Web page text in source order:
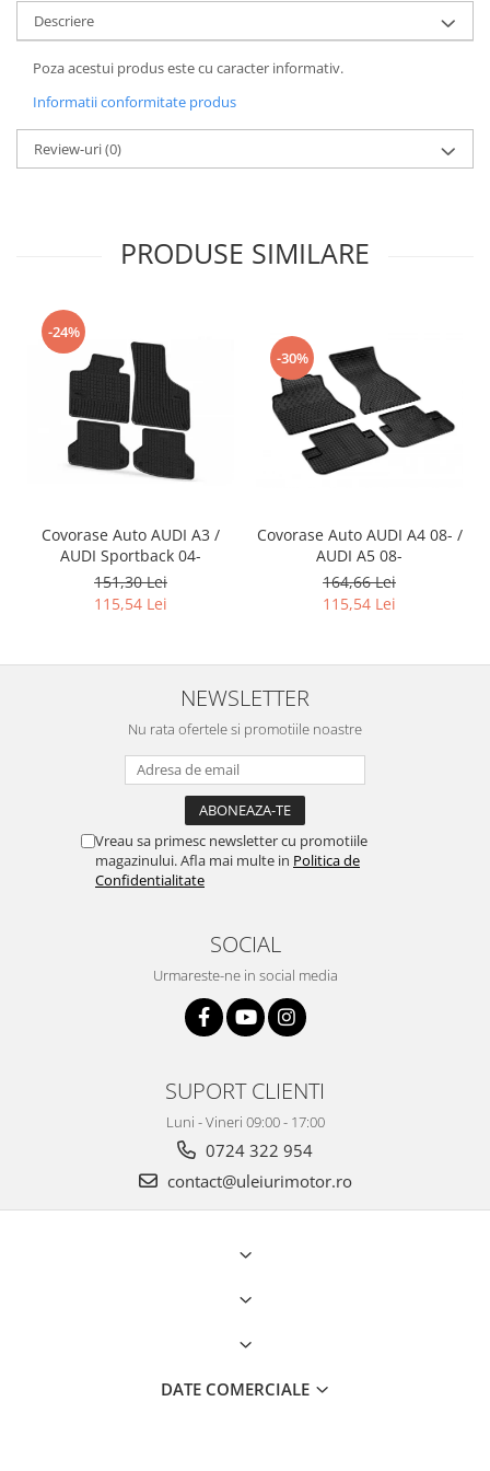
Accesorii Auto
Covorase Auto
Produse Iarnă
Huse Parbriz
Lanțuri Auto
Detailing Auto
Descriere
Poza acestui produs este cu caracter informativ.
Informatii conformitate produs
Review-uri(0)
PRODUSE SIMILARE
-24%
Covorase Auto AUDI A3 /
AUDI Sportback 04-
151,30 Lei
115,54 Lei
-30%
Covorase Auto AUDI A4 08- /
AUDI A5 08-
164,66 Lei
115,54 Lei
NEWSLETTER
Nu rata ofertele si promotiile noastre
Vreau sa primesc newsletter cu promotiile
magazinului. Afla mai multe in Politica de
Confidentialitate
SOCIAL
Urmareste-ne in social media
SUPORT CLIENTI
Luni - Vineri 09:00 - 17:00
0724 322 954
contact@uleiurimotor.ro
DATE COMERCIALE